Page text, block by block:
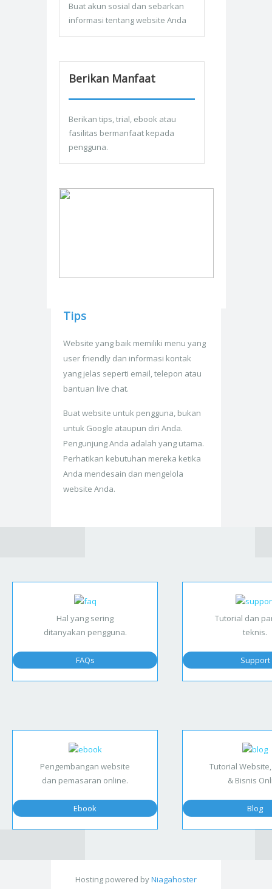
Buat akun sosial dan sebarkan
informasi tentang website Anda
Berikan Manfaat
Berikan tips, trial, ebook atau
fasilitas bermanfaat kepada
pengguna.
Tips
Website yang baik memiliki menu yang
user friendly dan informasi kontak
yang jelas seperti email, telepon atau
bantuan live chat.
Buat website untuk pengguna, bukan
untuk Google ataupun diri Anda.
Pengunjung Anda adalah yang utama.
Perhatikan kebutuhan mereka ketika
Anda mendesain dan mengelola
website Anda.
Hal yang sering
ditanyakan pengguna.
FAQs
Tutorial dan
teknis.
Support
Pengembangan website
dan pemasaran online.
Ebook
Tutorial
& Bisnis
Blog
Hosting powered byNiagahoster